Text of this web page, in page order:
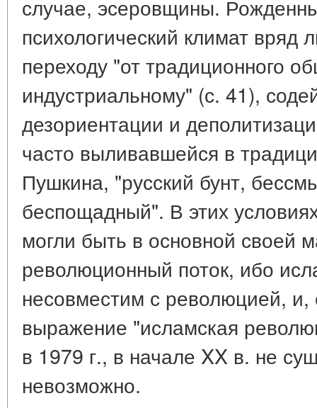
случае, эсеровщины.
психологический климат вряд
переходу "от традиционного
индустриальному" (с. 41),
дезориентации и
часто выливавшейся в
Пушкина, "русский бунт,
беспощадный". В этих
могли быть в основной своей
революционный поток, ибо
несовместим с революцией, и,
выражение "исламская
в 1979 г., в начале XX в. не
невозможно.